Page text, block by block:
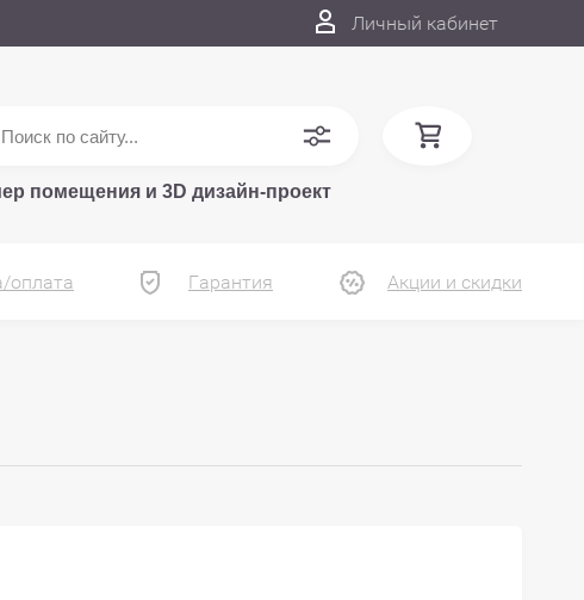
Личный кабинет
помещения и 3D дизайн-проект
оплата Гарантия Акции и скидки